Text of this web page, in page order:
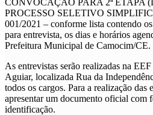
PROCESSO SELETIVO
001/2021 – conforme lista contendo
para entrevista, os dias e horários
Prefeitura Municipal de Camocim/CE.
As entrevistas serão realizadas na
Aguiar, localizada Rua da
todos os cargos. Para a realização das
apresentar um documento oficial com
identificação.